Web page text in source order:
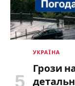
УКРАЇНА
Грози